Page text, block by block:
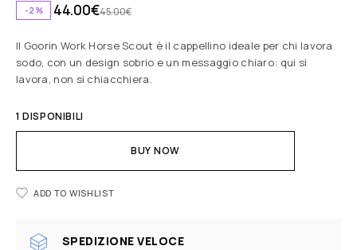
-2% 45.00€
44.00€
Il Goorin Work Horse Scout è il cappellino ideale per chi lavora
sodo, con un design sobrio e un messaggio chiaro: qui si
lavora, non si chiacchiera.
1 DISPONIBILI
BUY NOW
ADD TO WISHLIST
SPEDIZIONE VELOCE